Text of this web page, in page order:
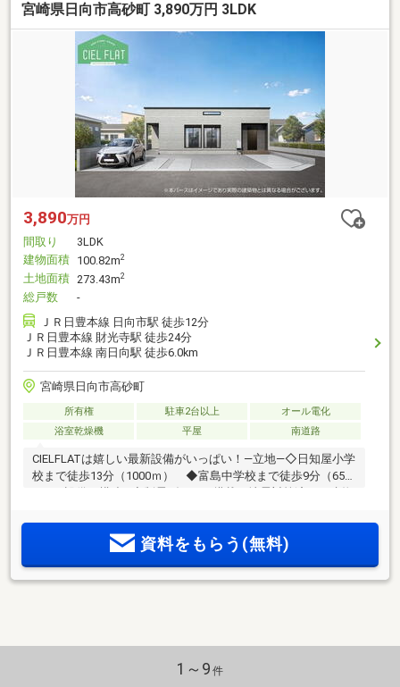
宮崎県日向市高砂町 3,890万円 3LDK
3,890万円
間取り
3LDK
建物面積 100.82m2
土地面積 273.43m2
総戸数
-
ＪＲ日豊本線 日向市駅 徒歩12分
ＪＲ日豊本線 財光寺駅 徒歩24分
ＪＲ日豊本線 南日向駅 徒歩6.0km
宮崎県日向市高砂町
所有権 駐車2台以上
オール電化
浴室乾燥機
平屋 南道路
CIELFLATは嬉しい最新設備がいっぱい！―立地―◇日知屋小学
校まで徒歩13分（1000ｍ） ◆富島中学校まで徒歩9分（650
チンでご家族の様子を見ながら料理ができます♪◆LDK広々
23.8帖♪◇パントリー収納あり♪◆収納豊富なウォークインク
機（深型採用）◆キッチンタッチレス水栓◇オール電化住宅
資料をもらう(無料)
1～9 件